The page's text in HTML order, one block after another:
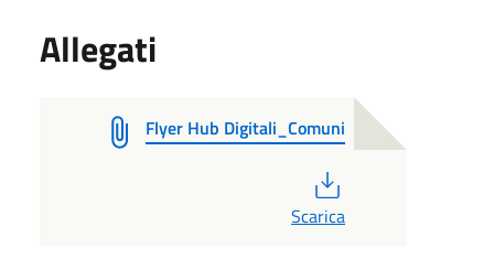
Allegati
Flyer Hub Digitali_Comuni
Scarica